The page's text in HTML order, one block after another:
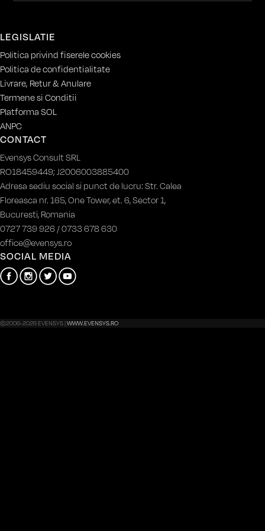
LEGISLATIE
Politica privind fiserele cookies
Politica de confidentialitate
Livrare, Retur & Anulare
Termene si Conditii
Platforma SOL
ANPC
CONTACT
Evensys Consult SRL
RO18459449; J2006003885400
Adresa sediu social si punct de lucru: Str. Calea
Floreasca nr. 165, One Tower, et. 6, Sector 1,
Bucuresti, Romania
0727 739 926 / 0733 678 630
office@evensys.ro
SOCIAL MEDIA
©2006-2026 EVENSYS |WWW.EVENSYS.RO